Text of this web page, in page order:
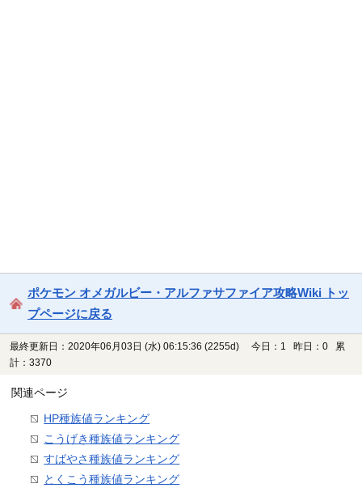
ポケモン オメガルビー・アルファサファイア攻略Wiki トッ
プページに戻る
最終更新日：2020年06月03日 (水) 06:15:36 (2255d)
今日：1 昨日：0 累
計：3370
関連ページ
HP種族値ランキング
こうげき種族値ランキング
すばやさ種族値ランキング
とくこう種族値ランキング